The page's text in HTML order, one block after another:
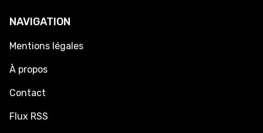
NAVIGATION
Mentions légales
À propos
Contact
Flux RSS